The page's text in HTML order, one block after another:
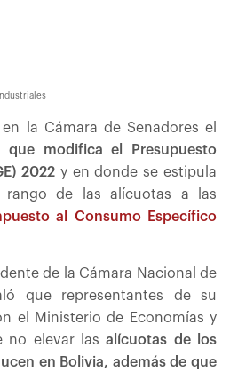
la Cámara de Senadores el
modifica el Presupuesto
2022 y en donde se estipula
rango de las alícuotas a las
al Consumo Específico
de la Cámara Nacional de
que representantes de su
el Ministerio de Economías y
no elevar lasalícuotas de los
en Bolivia, además de que